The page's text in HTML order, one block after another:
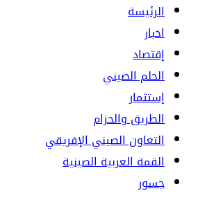
الرئيسة
اخبار
إقتصاد
الحلم الصيني
إستثمار
الطريق والحزام
التعاون الصيني الإفريقي
القمة العربية الصينية
جسور